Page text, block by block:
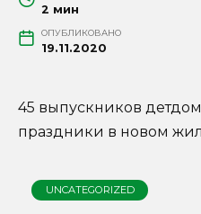
2 мин
ОПУБЛИКОВАНО
19.11.2020
45 выпускников
праздники в новом
UNCATEGORIZED